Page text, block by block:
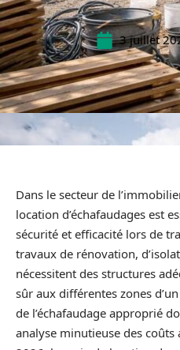
3 juillet
Dans le secteur de
location d’échafaudages est
sécurité et efficacité lors de
travaux de rénovation,
nécessitent des structures
sûr aux différentes zones
de l’échafaudage approprié
analyse minutieuse des coûts